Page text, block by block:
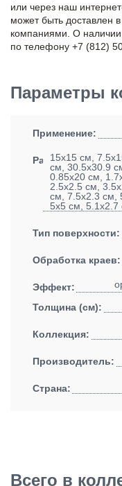
или через наш
может быть доставлен
компаниями. О наличии
по телефону +7 (812)
Параметры
Применение:
Размеры:
15x15 см,
см, 30.5x30.9
0.85x20 см,
2.5x2.5 см,
см, 7.5x2.3 см,
5x5 см, 5.1x2.7
Тип поверхности:
Обработка краев:
Эффект:
Толщина (см):
Коллекция:
Производитель:
Страна:
Всего в